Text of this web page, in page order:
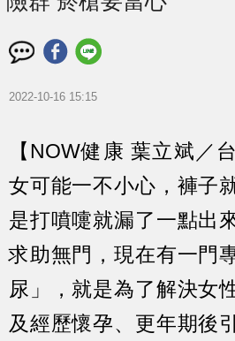
2022-10-16 15:15
【NOW健康 葉立斌／
女可能一不小心，褲子
是打噴嚏就漏了一點出
求助無門，現在有一門
尿」，就是為了解決女
及經歷懷孕、更年期後